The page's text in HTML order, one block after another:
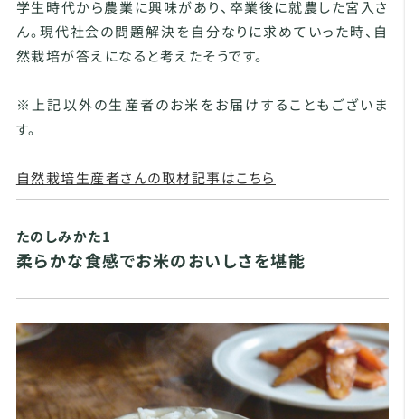
学生時代から農業に興味があり、卒業後に就農した宮入さ
ん。現代社会の問題解決を自分なりに求めていった時、自
然栽培が答えになると考えたそうです。
※上記以外の生産者のお米をお届けすることもございま
す。
自然栽培生産者さんの取材記事はこちら
たのしみかた1
柔らかな食感でお米のおいしさを堪能